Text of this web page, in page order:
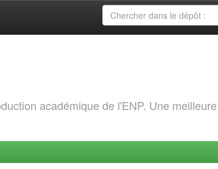
académique de l'ENP. Une meilleure